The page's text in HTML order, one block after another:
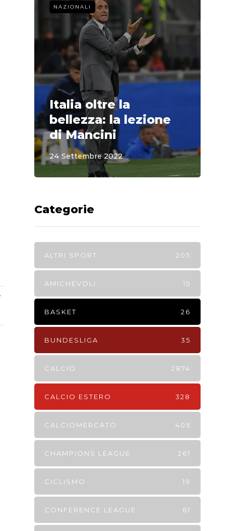
NAZIONALI
Italia oltre la
bellezza: la lezione
di Mancini
24 Settembre 2022
Categorie
ALTRI SPORT 205
AMICHEVOLI 15
BASKET 26
BUNDESLIGA 35
CALCIO 2874
CALCIO ESTERO 328
CALCIOMERCATO 405
CHAMPIONS LEAGUE 261
CICLISMO 19
CONFERENCE LEAGUE 61